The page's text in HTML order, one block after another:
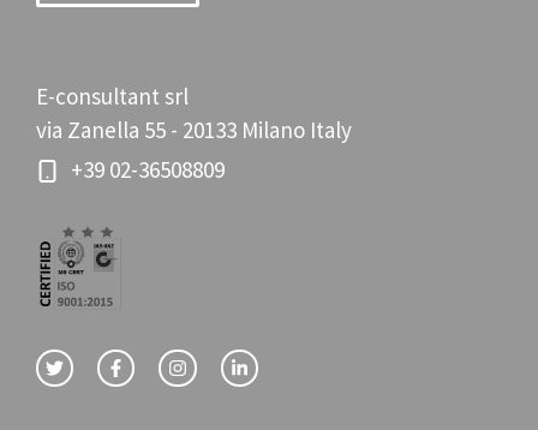
E-consultant srl
via Zanella 55 - 20133 Milano Italy
+39 02-36508809